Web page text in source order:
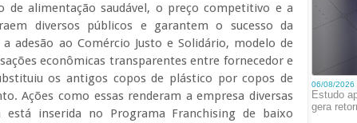
de alimentação saudável, o preço competitivo e a
diversos públicos e garantem o sucesso da
adesão ao Comércio Justo e Solidário, modelo de
econômicas transparentes entre fornecedor e
os antigos copos de plástico por copos de
Ações como essas renderam a empresa diversas
está inserida no Programa Franchising de baixo